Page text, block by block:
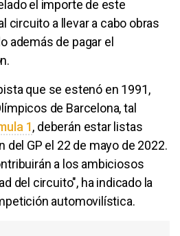
el importe de este
circuito a llevar a cabo obras
además de pagar el
que se estenó en 1991,
de Barcelona, tal
1, deberán estar listas
del GP el 22 de mayo de 2022.
a los ambiciosos
del circuito", ha indicado la
automovilística.